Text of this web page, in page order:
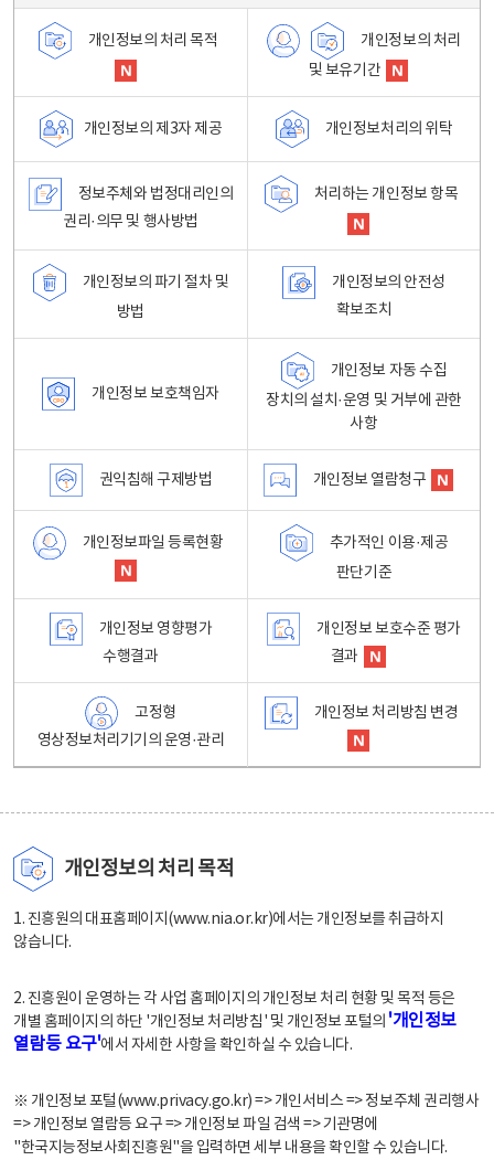
개인정보의 처리 목적
개인정보의 처리
및 보유기간
개인정보의 제3자 제공 개인정보처리의 위탁
정보주체와 법정대리인의
권리·의무 및 행사방법
처리하는 개인정보 항목
개인정보의 파기 절차 및
방법
개인정보의 안전성
확보조치
개인정보 보호책임자
개인정보 자동 수집
장치의 설치·운영 및 거부에 관한
사항
권익침해 구제방법 개인정보 열람청구
개인정보파일 등록현황
추가적인 이용·제공
판단기준
개인정보 영향평가
수행결과
개인정보 보호수준 평가
결과
고정형
영상정보처리기기의 운영·관리
개인정보 처리방침 변경
개인정보의 처리 목적
1. 진흥원의 대표홈페이지(www.nia.or.kr)에서는 개인정보를 취급하지
않습니다.
2. 진흥원이 운영하는 각 사업 홈페이지의 개인정보 처리 현황 및 목적 등은
개별 홈페이지의 하단 '개인정보 처리방침' 및 개인정보 포털의 '개인정보
열람등 요구'에서 자세한 사항을 확인하실 수 있습니다.
※ 개인정보 포털(www.privacy.go.kr) => 개인서비스 => 정보주체 권리행사
=> 개인정보 열람등 요구 => 개인정보 파일 검색 => 기관명에
"한국지능정보사회진흥원"을 입력하면 세부 내용을 확인할 수 있습니다.